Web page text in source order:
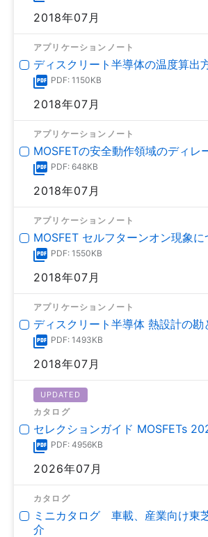
2018年07月
アプリケーションノート
ディスクリート半導体の温度算出
PDF: 1150KB
2018年07月
アプリケーションノート
MOSFETの安全動作領域のディレ
PDF: 648KB
2018年07月
アプリケーションノート
MOSFET セルフターンオン現象に
PDF: 1550KB
2018年07月
アプリケーションノート
ディスクリート半導体 熱設計の勘
PDF: 1493KB
2018年07月
UPDATED
カタログ
セレクションガイド MOSFETs
PDF: 4956KB
2026年07月
カタログ
ミニカタログ 車載、産業向け東
介